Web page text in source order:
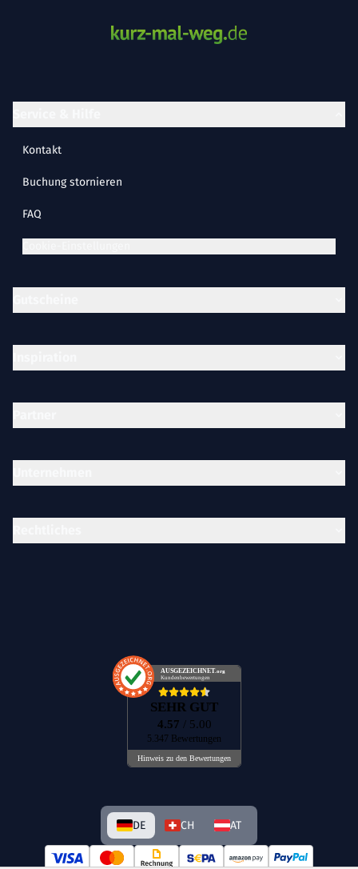
AUSGEZEICHNET .org
Kundenbewertungen
SEHR GUT
4.57 / 5.00
5.347 Bewertungen
Hinweis zu den Bewertungen
Kontakt
Buchung stornieren
FAQ
DE CH AT